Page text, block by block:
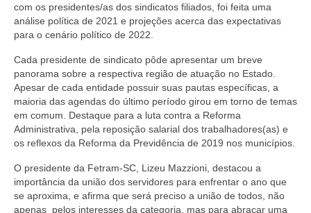
com os presidentes/as dos sindicatos filiados, foi feita uma
análise política de 2021 e projeções acerca das expectativas
para o cenário político de 2022.
Cada presidente de sindicato pôde apresentar um breve
panorama sobre a respectiva região de atuação no Estado.
Apesar de cada entidade possuir suas pautas específicas, a
maioria das agendas do último período girou em torno de temas
em comum. Destaque para a luta contra a Reforma
Administrativa, pela reposição salarial dos trabalhadores(as) e
os reflexos da Reforma da Previdência de 2019 nos municípios.
O presidente da Fetram-SC, Lizeu Mazzioni, destacou a
importância da união dos servidores para enfrentar o ano que
se aproxima, e afirma que será preciso a união de todos, não
apenas pelos interesses da categoria, mas para abraçar uma